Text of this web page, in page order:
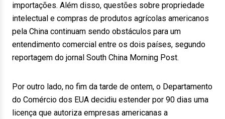
importações. Além disso, questões sobre propriedade
intelectual e compras de produtos agrícolas americanos
pela China continuam sendo obstáculos para um
entendimento comercial entre os dois países, segundo
reportagem do jornal South China Morning Post.
Por outro lado, no fim da tarde de ontem, o Departamento
do Comércio dos EUA decidiu estender por 90 dias uma
licença que autoriza empresas americanas a